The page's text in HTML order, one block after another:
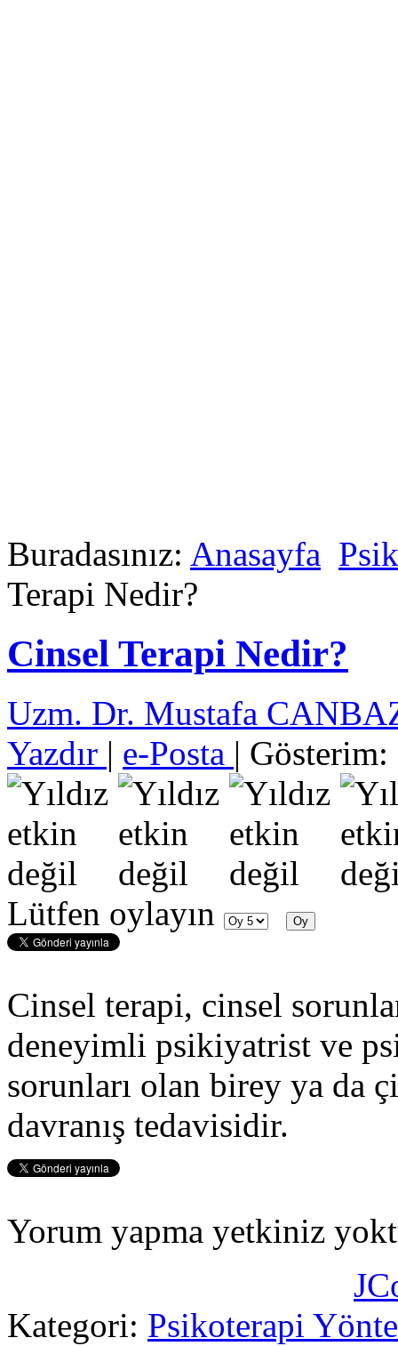
Buradasınız: Anasayfa
Terapi Nedir?
Cinsel Terapi Nedir?
Uzm. Dr. Mustafa
Yazdır | e-Posta |
Lütfen oylayın
Cinsel terapi, cinsel
deneyimli psikiyatrist ve
sorunları olan birey ya da
davranış tedavisidir.
Yorum yapma yetkiniz
Kategori: Psikoterapi